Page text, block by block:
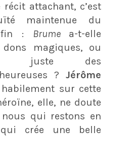
attachant, c’est
maintenue du
fin : Brume a-t-elle
magiques, ou
elle juste des
?Jérôme
sur cette
elle, ne doute
nous qui restons en
crée une belle